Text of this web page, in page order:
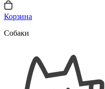
Корзина
Собаки